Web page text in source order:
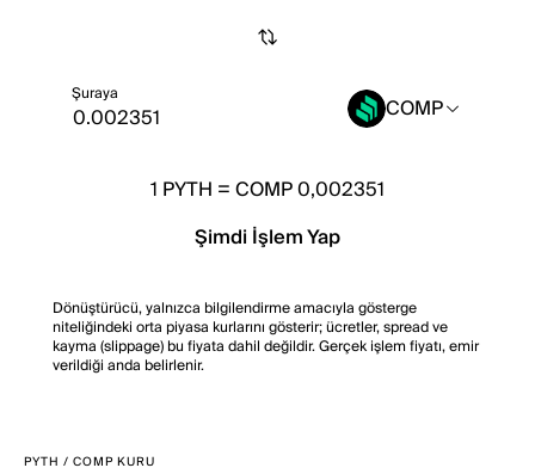
Şuraya COMP
1 PYTH =COMP 0,002351
Şimdi İşlem Yap
Dönüştürücü, yalnızca bilgilendirme amacıyla gösterge
niteliğindeki orta piyasa kurlarını gösterir; ücretler, spread ve
kayma (slippage) bu fiyata dahil değildir. Gerçek işlem fiyatı, emir
verildiği anda belirlenir.
PYTH / COMP KURU